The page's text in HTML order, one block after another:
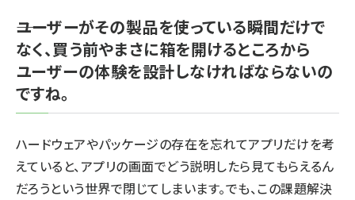
――ユーザーがその製品を使っている瞬間だけで
なく、買う前やまさに箱を開けるところから
ユーザーの体験を設計しなければならないの
ですね。
ハードウェアやパッケージの存在を忘れてアプリだけを考
えていると、アプリの画面でどう説明したら見てもらえるん
だろうという世界で閉じてしまいます。でも、この課題解決